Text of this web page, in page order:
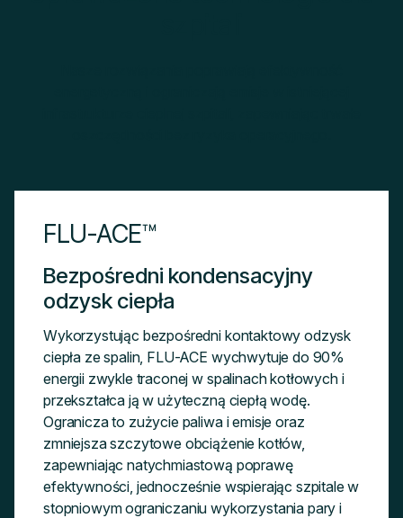
FLU-ACE™
Bezpośredni kondensacyjny
odzysk ciepła
Wykorzystując bezpośredni kontaktowy odzysk
ciepła ze spalin, FLU-ACE wychwytuje do 90%
energii zwykle traconej w spalinach kotłowych i
przekształca ją w użyteczną ciepłą wodę.
Ogranicza to zużycie paliwa i emisje oraz
zmniejsza szczytowe obciążenie kotłów,
zapewniając natychmiastową poprawę
efektywności, jednocześnie wspierając szpitale w
stopniowym ograniczaniu wykorzystania pary i